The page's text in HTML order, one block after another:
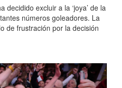
decidido excluir a la ‘joya’ de la
números goleadores. La
de frustración por la decisión